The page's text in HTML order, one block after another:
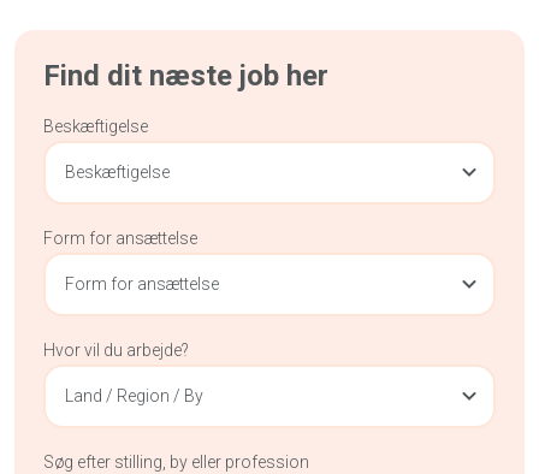
Find dit næste job her
Beskæftigelse
Beskæftigelse
Form for ansættelse
Form for ansættelse
Hvor vil du arbejde?
Land / Region / By
Søg efter stilling, by eller profession